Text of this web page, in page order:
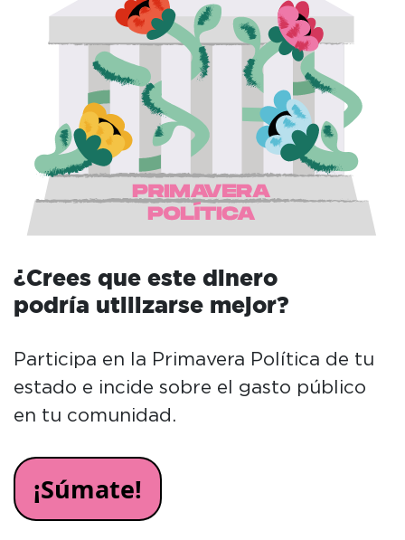
¿Crees que este dinero
podría utilizarse mejor?
Participa en la Primavera Política de tu
estado e incide sobre el gasto público
en tu comunidad.
¡Súmate!